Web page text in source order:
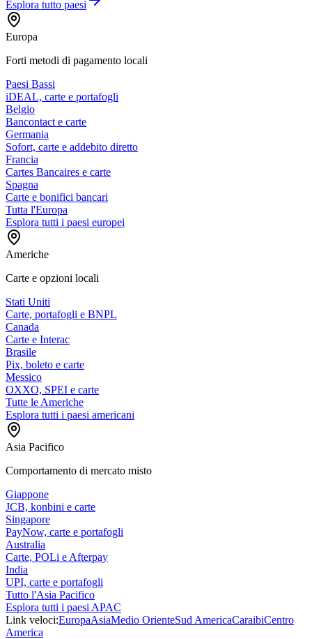
Esplora tutto paesi
Europa
Forti metodi di pagamento locali
Paesi Bassi
iDEAL, carte e portafogli
Belgio
Bancontact e carte
Germania
Sofort, carte e addebito diretto
Francia
Cartes Bancaires e carte
Spagna
Carte e bonifici bancari
Tutta l'Europa
Esplora tutti i paesi europei
Americhe
Carte e opzioni locali
Stati Uniti
Carte, portafogli e BNPL
Canada
Carte e Interac
Brasile
Pix, boleto e carte
Messico
OXXO, SPEI e carte
Tutte le Americhe
Esplora tutti i paesi americani
Asia Pacifico
Comportamento di mercato misto
Giappone
JCB, konbini e carte
Singapore
PayNow, carte e portafogli
Australia
Carte, POLi e Afterpay
India
UPI, carte e portafogli
Tutto l'Asia Pacifico
Esplora tutti i paesi APAC
Link veloci:EuropaAsiaMedio OrienteSud AmericaCaraibiCentro
America